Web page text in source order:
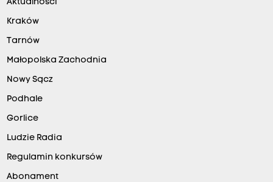
Aktualności
Kraków
Tarnów
Małopolska Zachodnia
Nowy Sącz
Podhale
Gorlice
Ludzie Radia
Regulamin konkursów
Abonament